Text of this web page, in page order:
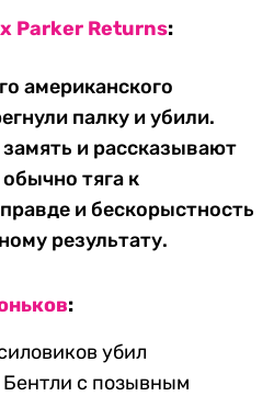
Parker Returns:
американского
палку и убили.
и рассказывают
тяга к
и бескорыстность
результату.
:
убил
с позывным